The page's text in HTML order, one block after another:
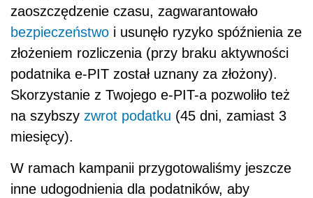
zaoszczędzenie czasu, zagwarantowało
bezpieczeństwo i usunęło ryzyko spóźnienia ze
złożeniem rozliczenia (przy braku aktywności
podatnika e-PIT został uznany za złożony).
Skorzystanie z Twojego e-PIT-a pozwoliło też
na szybszy zwrot podatku (45 dni, zamiast 3
miesięcy).
W ramach kampanii przygotowaliśmy jeszcze
inne udogodnienia dla podatników, aby